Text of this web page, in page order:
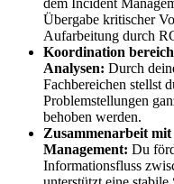
dem Incident
Übergabe kritischer
Aufarbeitung durch
Koordination
Analysen: Durch
Fachbereichen stellst
Problemstellungen
behoben werden.
Zusammenarbeit
Management: Du
Informationsfluss